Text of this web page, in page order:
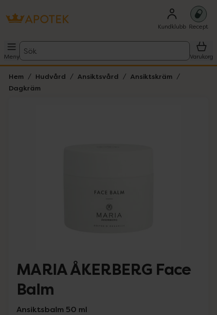
Kundklubb Recept
Meny
Sök
Varukorg
Hem Hudvård Ansiktsvård
Ansiktskräm
Dagkräm
MARIA ÅKERBERG Face
Balm
Ansiktsbalm 50 ml